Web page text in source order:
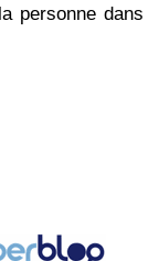
personne dans